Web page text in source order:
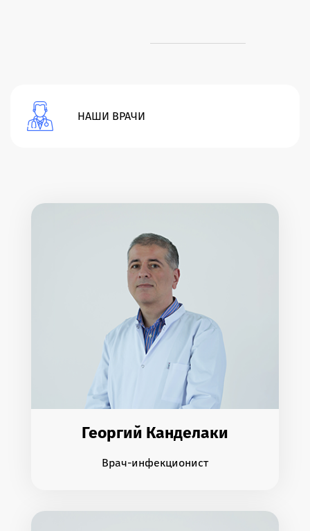
НАШИ ВРАЧИ
Георгий Канделаки
Врач-инфекционист